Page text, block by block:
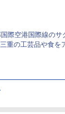
際空港国際線のサ
重の工芸品や食を